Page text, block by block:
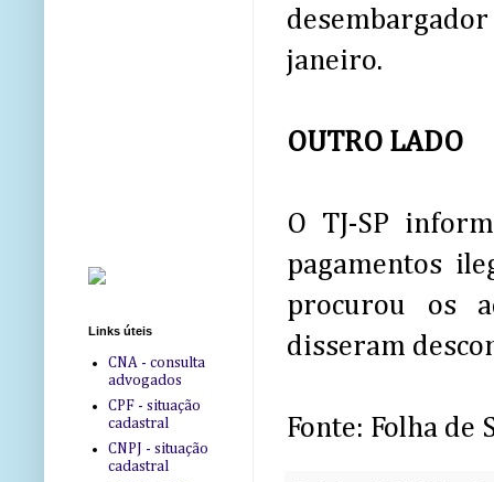
janeiro.
OUTRO LADO
O TJ-SP
pagamentos
procurou os
disseram
Fonte: Folha de
Links úteis
CNA - consulta
advogados
CPF - situação
cadastral
CNPJ - situação
cadastral